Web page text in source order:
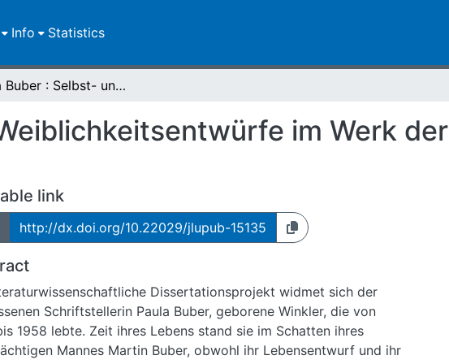
Info Statistics
Paula Buber : Selbst- und Weiblichkeitsentwürfe im Werk der deutsch-jüdischen Autorin
im Werk der
link
http://dx.doi.org/10.22029/jlupub-15135
Dissertationsprojekt widmet sich der
Schriftstellerin Paula Buber, geborene Winkler, die von
1958 lebte. Zeit ihres Lebens stand sie im Schatten ihres
Mannes Martin Buber, obwohl ihr Lebensentwurf und ihr